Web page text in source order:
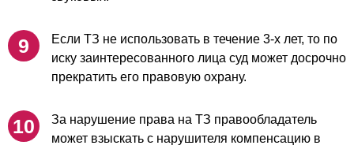
Если ТЗ не использовать в течение 3-х лет, то по
иску заинтересованного лица суд может досрочно
прекратить его правовую охрану.
За нарушение права на ТЗ правообладатель
может взыскать с нарушителя компенсацию в